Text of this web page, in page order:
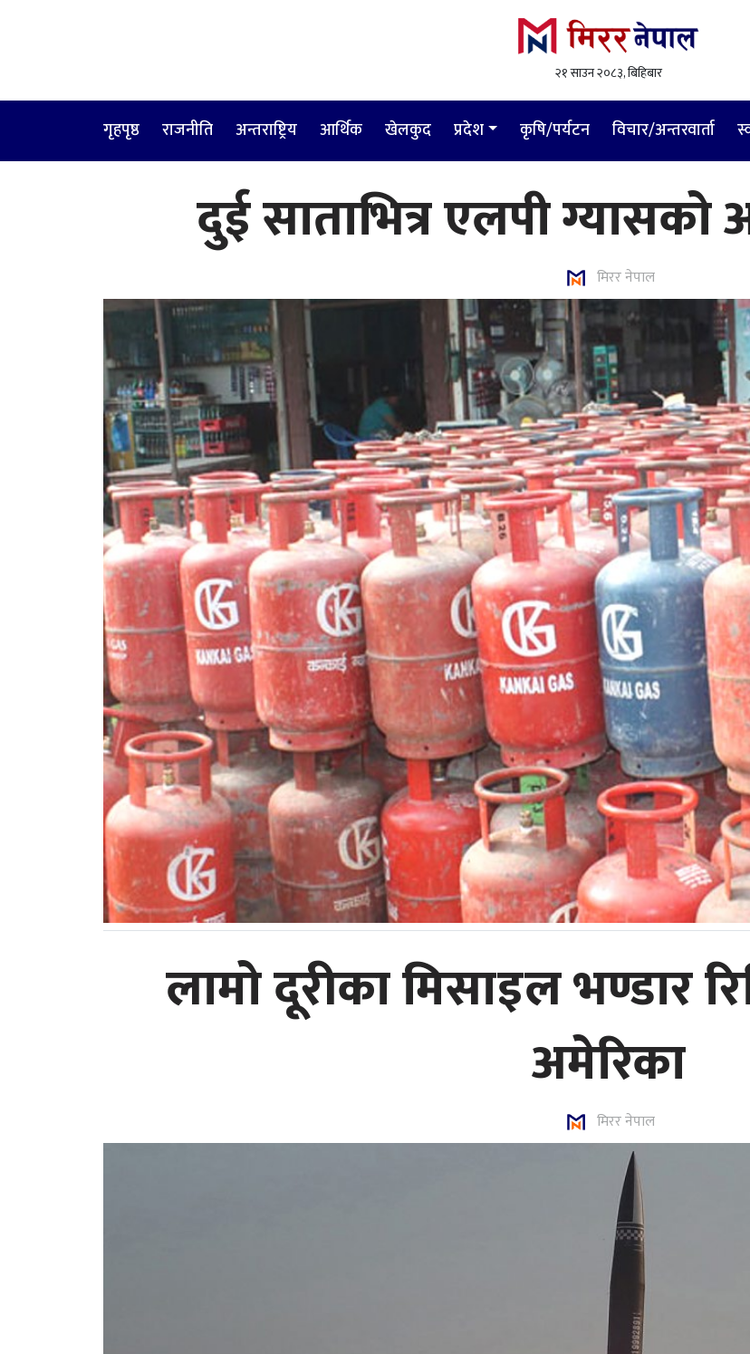
२१ साउन २०८३, बिहिबार
गृहपृष्ठ राजनीति अन्तराष्ट्रिय आर्थिक खेलकुद प्रदेश कृषि/पर्यटन विचार/अन्तरवार्ता
दुई साताभित्र एलपी
मिरर नेपाल
लामो दूरीका मिसाइल भण्डार
अमेरिका
मिरर नेपाल